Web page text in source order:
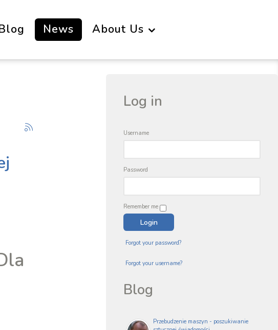
News About Us
Log in
Username
Password
Remember me
Forgot your password?
Forgot your username?
Blog
Przebudzenie maszyn - poszukiwanie